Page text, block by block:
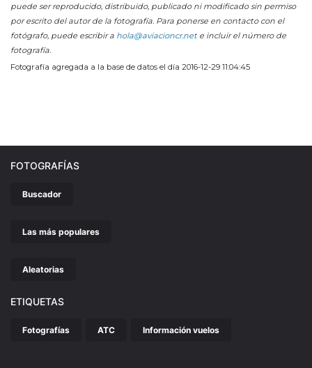
puede ser reproducido, distribuido, publicado ni modificado sin permiso
por escrito del autor de la fotografía. Para ponerse en contacto con el
fotógrafo, puede escribir a hola@aviacioncr.nete incluir el número de
fotografía.
Fotografía agregada a la base de datos el día 2016-12-29 11:04:45
FOTOGRAFÍAS
Buscador
Las más populares
Aleatorias
ETIQUETAS
Fotografías ATC Información vuelos